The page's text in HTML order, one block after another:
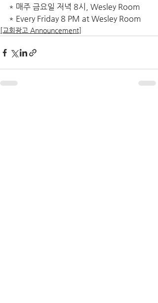
* 매주 금요일 저녁 8시, Wesley Room
* Every Friday 8 PM at Wesley Room
[교회광고 Announcement]